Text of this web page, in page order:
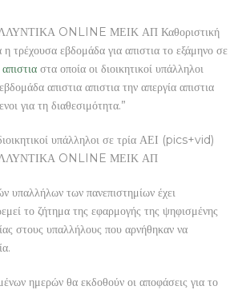
ONLINE ΜΕΙΚ ΑΠ Καθοριστική
η τρέχουσα εβδομάδα για απιστια το εξάμηνο σε
απιστια στα οποία οι διοικητικοί υπάλληλοι
απιστια απιστια την απεργία απιστια
για τη διαθεσιμότητα.”
υπάλληλοι σε τρία ΑΕΙ (pics+vid)
ONLINE ΜΕΙΚ ΑΠ
υπαλλήλων των πανεπιστημίων έχει
το ζήτημα της εφαρμογής της ψηφισμένης
στους υπαλλήλους που αρνήθηκαν να
ημερών θα εκδοθούν οι αποφάσεις για το